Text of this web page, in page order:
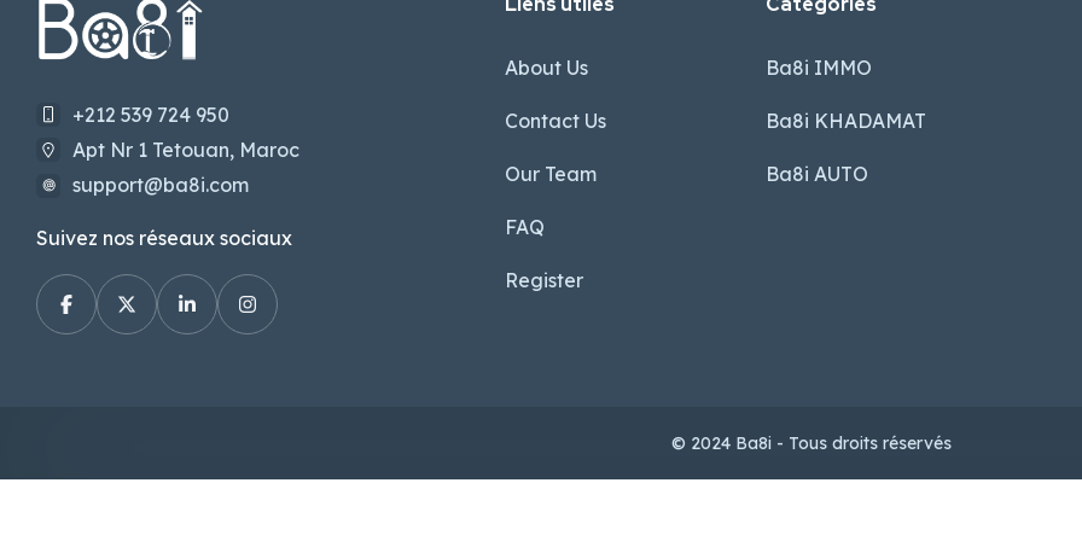
+212 539 724 950
Apt Nr 1 Tetouan, Maroc
support@ba8i.com
Suivez nos réseaux sociaux
About Us
Contact Us
Our Team
FAQ
Register
Ba8i IMMO
Ba8i KHADAMAT
Ba8i AUTO
© 2024 Ba8i - Tous droits réservés